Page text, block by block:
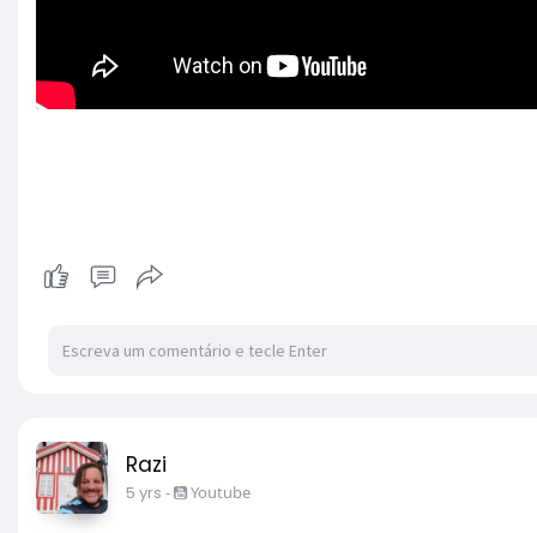
Razi
5 yrs - Youtube